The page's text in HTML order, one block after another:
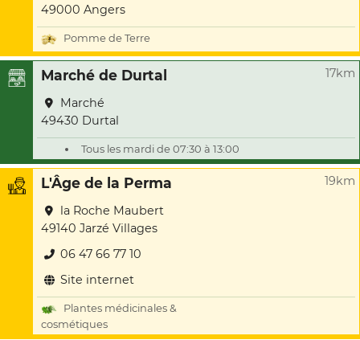
49000 Angers
Pomme de Terre
Marché de Durtal 17km
Marché
49430 Durtal
Tous les mardi de 07:30 à 13:00
L'Âge de la Perma 19km
la Roche Maubert
49140 Jarzé Villages
06 47 66 77 10
Site internet
Plantes médicinales &
cosmétiques